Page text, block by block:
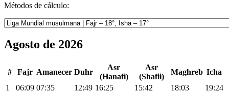
Métodos de cálculo:
Agosto de 2026
# Fajr Amanecer Duhr
Asr
(Hanafi)
Asr
(Shafii)
Maghreb Icha
1
06:09 07:35 12:49 16:25 15:42 18:03
19:24